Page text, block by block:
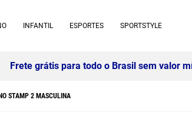
INFANTIL ESPORTES SPORTSTYLE
STAMP 2 MASCULINA